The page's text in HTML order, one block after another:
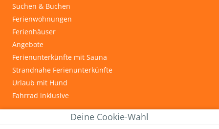
Deine Cookie-Wahl
Suchen & Buchen
Ferienwohnungen
Ferienhäuser
Angebote
Ferienunterkünfte mit Sauna
Strandnahe Ferienunterkünfte
Urlaub mit Hund
Fahrrad inklusive
INFOS & TIPPS